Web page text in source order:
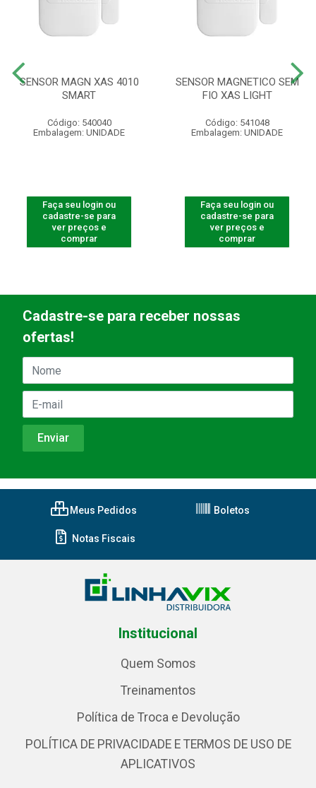
SENSOR MAGN XAS 4010
SMART
Código: 540040
Embalagem: UNIDADE
Faça seu login ou
cadastre-se para
ver preços e
comprar
SENSOR MAGNETICO SEM
FIO XAS LIGHT
Código: 541048
Embalagem: UNIDADE
Faça seu login ou
cadastre-se para
ver preços e
comprar
Cadastre-se para receber nossas
ofertas!
Meus Pedidos Boletos
Notas Fiscais
Institucional
Quem Somos
Treinamentos
Política de Troca e Devolução
POLÍTICA DE PRIVACIDADE E TERMOS DE USO DE
APLICATIVOS